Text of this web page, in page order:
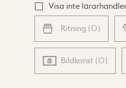
Visa inte
Ritning (0)
Bildkonst (0)